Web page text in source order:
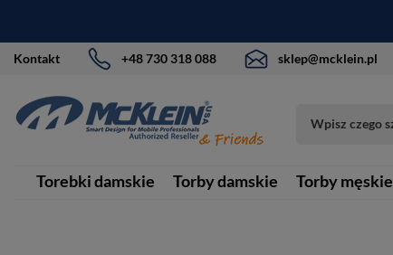
Kontakt +48 730 318 088 sklep@mcklein.pl
Torebki damskie Torby damskie Torby męskie